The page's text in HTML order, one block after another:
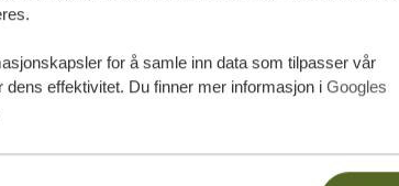
for å samle inn data som tilpasser vår
dens effektivitet. Du finner mer informasjon i Googles